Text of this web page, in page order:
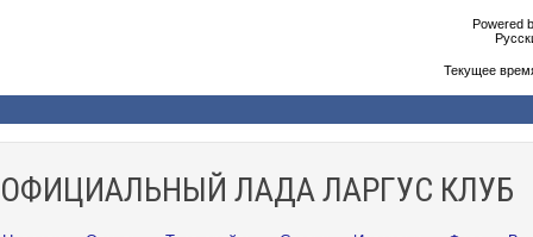
Powered
Текущее
ОФИЦИАЛЬНЫЙ ЛАДА ЛАРГУС КЛУБ